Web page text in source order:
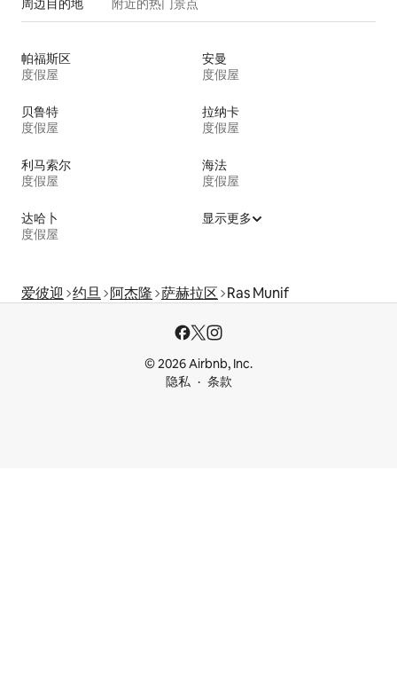
周边目的地 附近的热门景点
帕福斯区
度假屋
安曼
度假屋
贝鲁特
度假屋
拉纳卡
度假屋
利马索尔
度假屋
海法
度假屋
达哈卜
度假屋
显示更多
爱彼迎 约旦 阿杰隆 萨赫拉区 Ras Munif
© 2026 Airbnb, Inc.
隐私
条款